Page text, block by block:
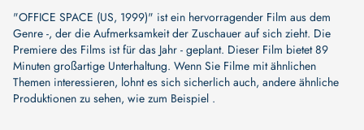
"OFFICE SPACE (US, 1999)" ist ein hervorragender Film aus dem
Genre -, der die Aufmerksamkeit der Zuschauer auf sich zieht. Die
Premiere des Films ist für das Jahr - geplant. Dieser Film bietet 89
Minuten großartige Unterhaltung. Wenn Sie Filme mit ähnlichen
Themen interessieren, lohnt es sich sicherlich auch, andere ähnliche
Produktionen zu sehen, wie zum Beispiel .